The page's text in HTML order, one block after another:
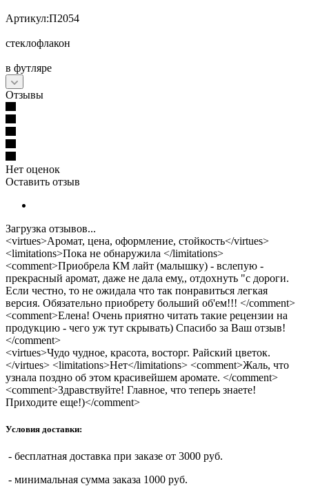
Артикул:П2054
стеклофлакон
в футляре
Отзывы
Нет оценок
Оставить отзыв
Загрузка отзывов...
<virtues>Аромат, цена, оформление, стойкость</virtues>
<limitations>Пока не обнаружила </limitations>
<comment>Приобрела КМ лайт (малышку) - вслепую -
прекрасный аромат, даже не дала ему,, отдохнуть "с дороги.
Если честно, то не ожидала что так понравиться легкая
версия. Обязательно приобрету больший об'ем!!! </comment>
<comment>Елена! Очень приятно читать такие рецензии на
продукцию - чего уж тут скрывать) Спасибо за Ваш отзыв!
</comment>
<virtues>Чудо чудное, красота, восторг. Райский цветок.
</virtues> <limitations>Нет</limitations> <comment>Жаль, что
узнала поздно об этом красивейшем аромате. </comment>
<comment>Здравствуйте! Главное, что теперь знаете!
Приходите еще!)</comment>
Условия доставки:
- бесплатная доставка при заказе от 3000 руб.
- минимальная сумма заказа 1000 руб.